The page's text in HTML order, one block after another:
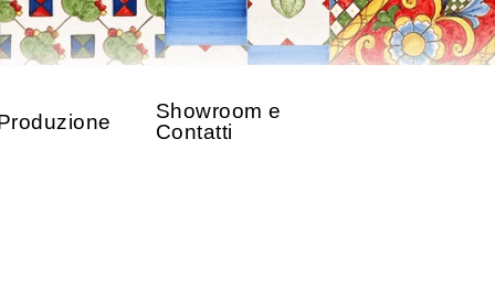
Showroom e
Contatti